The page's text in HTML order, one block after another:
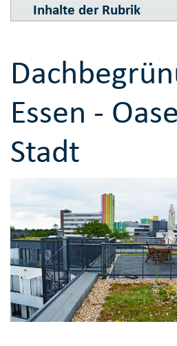
Inhalte der Rubrik
Essen -
Stadt